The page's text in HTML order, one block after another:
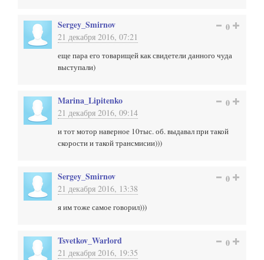
Sergey_Smirnov
21 декабря 2016, 07:21
0
еще пара его товарищей как свидетели данного чуда
выступали)
Marina_Lipitenko
21 декабря 2016, 09:14
0
и тот мотор наверное 10тыс. об. выдавал при такой
скорости и такой трансмисии)))
Sergey_Smirnov
21 декабря 2016, 13:38
0
я им тоже самое говорил)))
Tsvetkov_Warlord
21 декабря 2016, 19:35
0